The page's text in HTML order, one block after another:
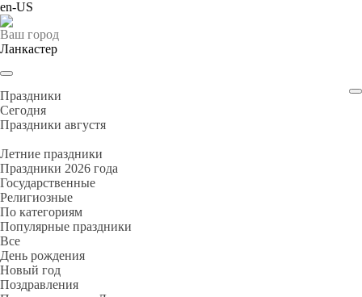
en-US
Ваш город
Ланкастер
Праздники
Cегодня
Праздники августя
Летние праздники
Праздники 2026 года
Государственные
Религиозные
По категориям
Популярные праздники
Все
День рождения
Новый год
Поздравления